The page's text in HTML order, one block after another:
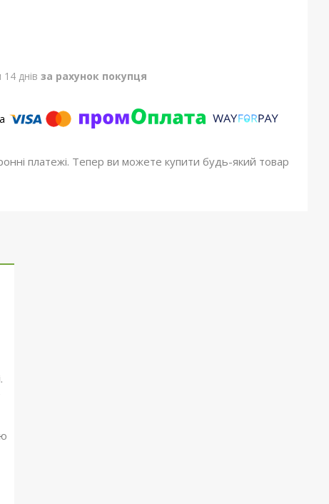
днів за рахунок покупця
платежі. Тепер ви можете купити будь-який товар